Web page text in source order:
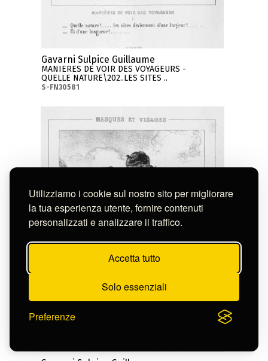
Utilizziamo i cookie sul nostro sito per migliorare
la tua esperienza utente, fornire contenuti
personalizzati e analizzare il traffico.
Accetta tutto
Solo essenziali
Preferenze
Gavarni Sulpice Guillaume
MANIERES DE VOIR DES VOYAGEURS -
QUELLE NATURE\202..LES SITES ..
S-FN30581